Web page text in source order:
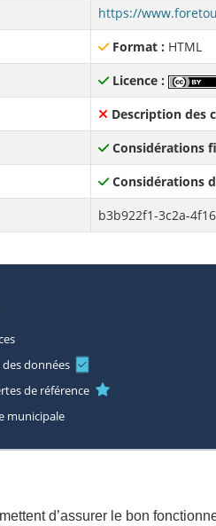
Format : HTML
Licence :
Description des
Considérations
Considérations
b3b922f1-3c2a-
d’assurer le bon
données
de référence
municipale
site Consignes de sécurité